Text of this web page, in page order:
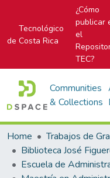
Tecnológico
de Costa Rica
¿Cómo
publicar
el
TEC?
Communities
& Collections
Home
Trabajos de